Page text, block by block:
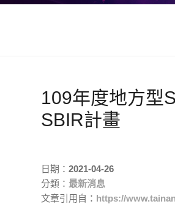
109年度地方型
SBIR計畫
日期：2021-04-26
分類： 最新消息
文章引用自： https://